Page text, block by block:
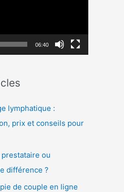
06:40
lymphatique :
prix et conseils pour
ou
différence ?
de couple en ligne